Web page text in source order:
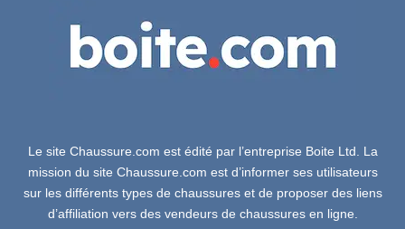
Le site Chaussure.com est édité par l’entreprise Boite Ltd. La
mission du site Chaussure.com est d’informer ses utilisateurs
sur les différents types de chaussures et de proposer des liens
d’affiliation vers des vendeurs de chaussures en ligne.